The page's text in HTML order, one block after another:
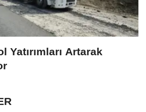
Yatırımları Artarak